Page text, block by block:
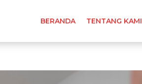
BERANDA TENTANG KAMI